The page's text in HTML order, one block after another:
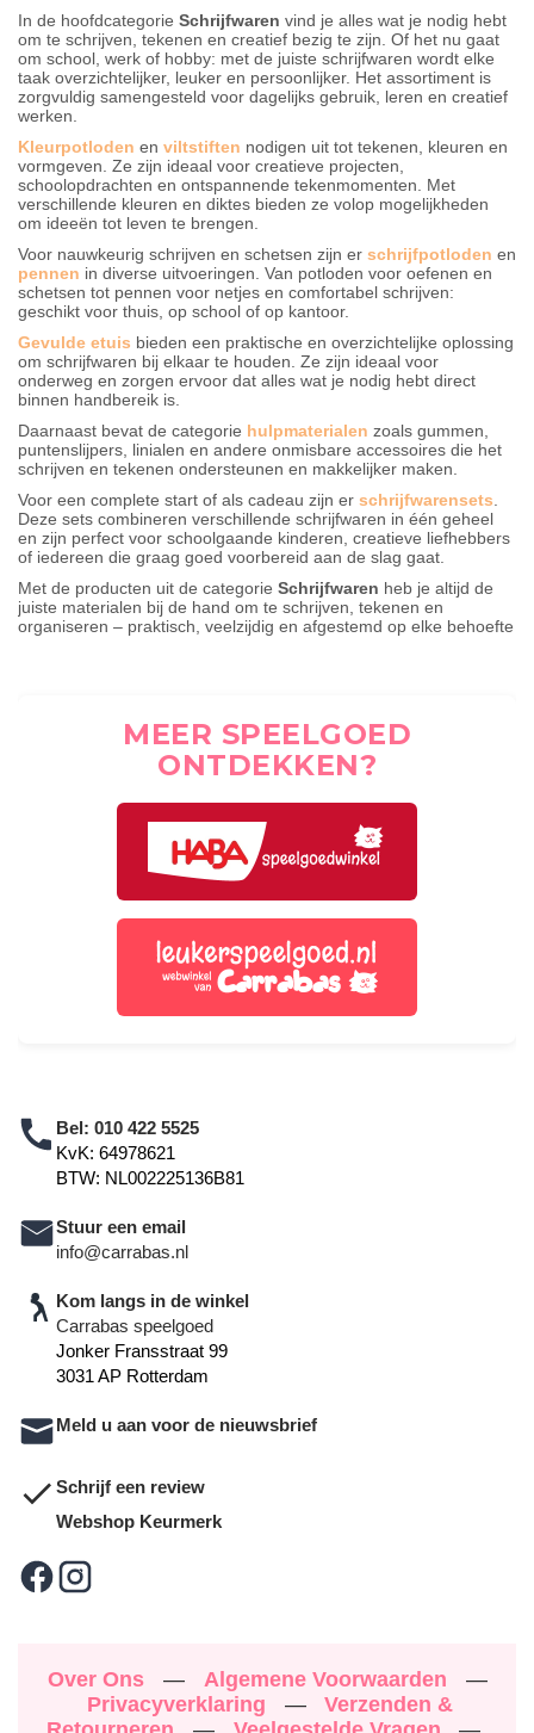
In de hoofdcategorie Schrijfwaren vind je alles wat je nodig hebt
om te schrijven, tekenen en creatief bezig te zijn. Of het nu gaat
om school, werk of hobby: met de juiste schrijfwaren wordt elke
taak overzichtelijker, leuker en persoonlijker. Het assortiment is
zorgvuldig samengesteld voor dagelijks gebruik, leren en creatief
werken.
Kleurpotloden en viltstiften nodigen uit tot tekenen, kleuren en
vormgeven. Ze zijn ideaal voor creatieve projecten,
schoolopdrachten en ontspannende tekenmomenten. Met
verschillende kleuren en diktes bieden ze volop mogelijkheden
om ideeën tot leven te brengen.
Voor nauwkeurig schrijven en schetsen zijn er schrijfpotloden en
pennen in diverse uitvoeringen. Van potloden voor oefenen en
schetsen tot pennen voor netjes en comfortabel schrijven:
geschikt voor thuis, op school of op kantoor.
Gevulde etuis bieden een praktische en overzichtelijke oplossing
om schrijfwaren bij elkaar te houden. Ze zijn ideaal voor
onderweg en zorgen ervoor dat alles wat je nodig hebt direct
binnen handbereik is.
Daarnaast bevat de categorie hulpmaterialen zoals gummen,
puntenslijpers, linialen en andere onmisbare accessoires die het
schrijven en tekenen ondersteunen en makkelijker maken.
Voor een complete start of als cadeau zijn er schrijfwarensets.
Deze sets combineren verschillende schrijfwaren in één geheel
en zijn perfect voor schoolgaande kinderen, creatieve liefhebbers
of iedereen die graag goed voorbereid aan de slag gaat.
Met de producten uit de categorie Schrijfwaren heb je altijd de
juiste materialen bij de hand om te schrijven, tekenen en
organiseren – praktisch, veelzijdig en afgestemd op elke behoefte
MEER SPEELGOED
ONTDEKKEN?
Bel: 010 422 5525
KvK: 64978621
BTW: NL002225136B81
Stuur een email
info@carrabas.nl
Kom langs in de winkel
Carrabas speelgoed
Jonker Fransstraat 99
3031 AP Rotterdam
Meld u aan voor de nieuwsbrief
Schrijf een review
Webshop Keurmerk
Over Ons — Algemene Voorwaarden
—
Privacyverklaring
—
Verzenden &